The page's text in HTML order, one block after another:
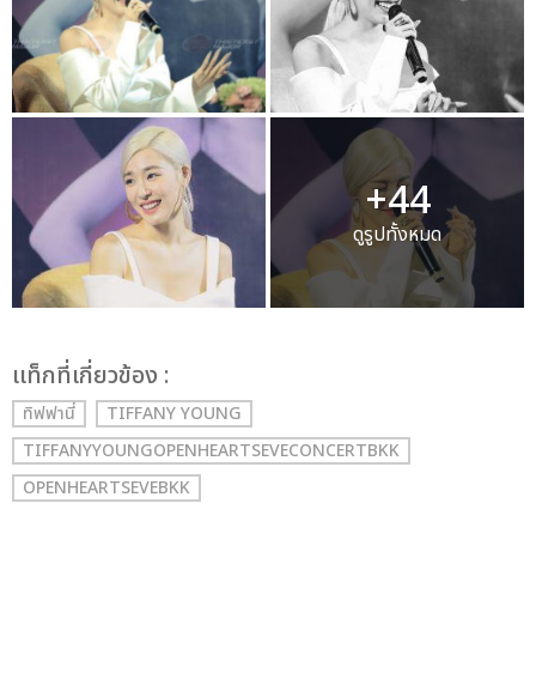
+44
ดูรูปทั้งหมด
เเท็กที่เกี่ยวข้อง :
ทิฟฟานี่
TIFFANY YOUNG
TIFFANYYOUNGOPENHEARTSEVECONCERTBKK
OPENHEARTSEVEBKK